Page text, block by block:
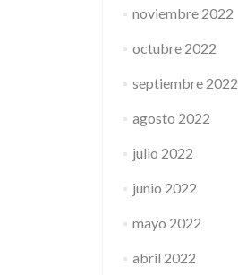
noviembre 2022
octubre 2022
septiembre 2022
agosto 2022
julio 2022
junio 2022
mayo 2022
abril 2022